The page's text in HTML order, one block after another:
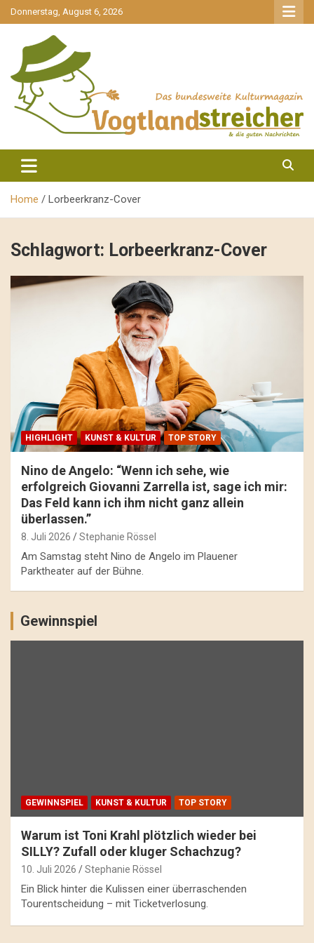
gehe
zum
Donnerstag, August 6, 2026
Vogtlandstreicher
Home Lorbeerkranz-Cover
Schlagwort: Lorbeerkranz-Cover
HIGHLIGHT KUNST & KULTUR TOP STORY
Nino de Angelo: “Wenn ich sehe, wie
erfolgreich Giovanni Zarrella ist, sage ich mir:
Das Feld kann ich ihm nicht ganz allein
überlassen.”
8. Juli 2026 Stephanie Rössel
Am Samstag steht Nino de Angelo im Plauener
Parktheater auf der Bühne.
Gewinnspiel
GEWINNSPIEL KUNST & KULTUR TOP STORY
Warum ist Toni Krahl plötzlich wieder bei
SILLY? Zufall oder kluger Schachzug?
10. Juli 2026 Stephanie Rössel
Ein Blick hinter die Kulissen einer überraschenden
Tourentscheidung – mit Ticketverlosung.